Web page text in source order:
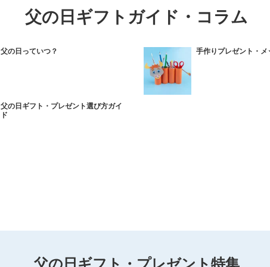
父の日ギフトガイド・コラム
父の日っていつ？
父の日ギフト・プレゼント選び方ガイ
ド
手作りプレゼント・メ
父の日ギフト・プレゼント特集